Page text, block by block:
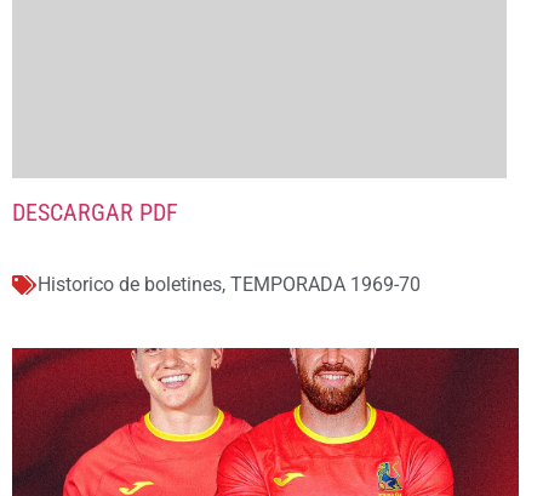
DESCARGAR PDF
Historico de boletines, TEMPORADA 1969-70